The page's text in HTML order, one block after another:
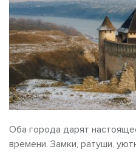
Оба города дарят
времени. Замки, ратуши,